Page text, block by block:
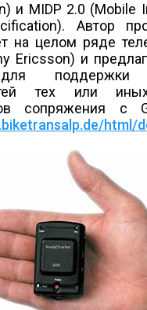
и MIDP 2.0 (Mobile
Автор
на целом ряде
Ericsson) и
поддержки
тех или
сопряжения с
html/